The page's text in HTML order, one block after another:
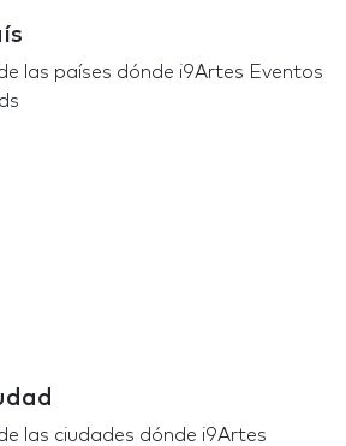
las países dónde i9Artes Eventos
las ciudades dónde i9Artes